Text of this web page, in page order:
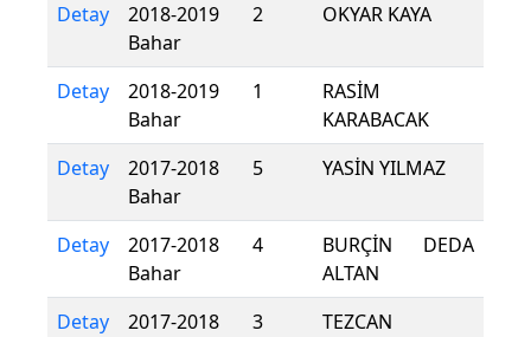
Detay
2018-2019
Bahar
2 OKYAR KAYA
Detay
2018-2019
Bahar
1
RASİM
KARABACAK
Detay
2017-2018
Bahar
5 YASİN YILMAZ
Detay
2017-2018
Bahar
4
BURÇİN DEDA
ALTAN
Detay
2017-2018 3 TEZCAN